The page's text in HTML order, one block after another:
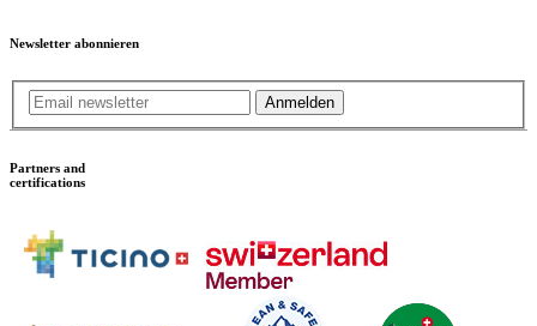
Newsletter abonnieren
Anmelden
Partners and
certifications